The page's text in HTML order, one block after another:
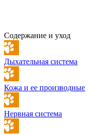
Содержание и уход
Дыхательная система
Кожа и ее производные
Нервная система